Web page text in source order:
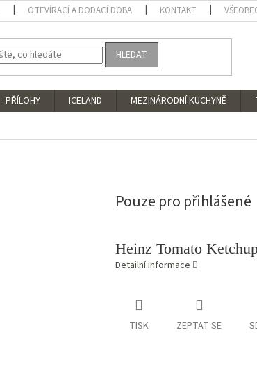
OTEVÍRACÍ A DODACÍ DOBA KONTAKT
HLEDAT
PŘÍLOHY ICELAND MEZINÁRODNÍ KUCHYNĚ
Pouze pro přihlášené
Heinz Tomato
Detailní informace
TISK ZEPTAT SE